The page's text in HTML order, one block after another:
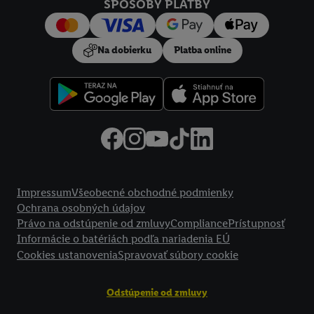
SPÔSOBY PLATBY
Na dobierku Platba online
ImpressumVšeobecné obchodné podmienky
Ochrana osobných údajov
Právo na odstúpenie od zmluvyCompliancePrístupnosť
Informácie o batériách podľa nariadenia EÚ
Cookies ustanoveniaSpravovať súbory cookie
Odstúpenie od zmluvy
používanie potrebných technológií. Kliknutím na "Súhlasím
vyjadríte súhlas so spracúvaním na všetky vyššie uvedené účely.
Ďalšie informácie vrátane informácií o dobe uchovávania
do budúcnosti nájdete v našich
zásadách ochrany osobných
Imprint nájdete tu.